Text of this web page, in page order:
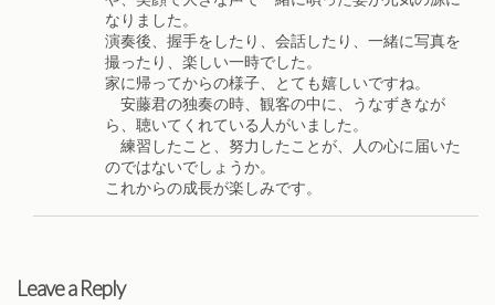
なりました。
演奏後、握手をしたり、会話したり、一緒に写真を
撮ったり、楽しい一時でした。
家に帰ってからの様子、とても嬉しいですね。
安藤君の独奏の時、観客の中に、うなずきなが
ら、聴いてくれている人がいました。
練習したこと、努力したことが、人の心に届いた
のではないでしょうか。
これからの成長が楽しみです。
Leave a Reply